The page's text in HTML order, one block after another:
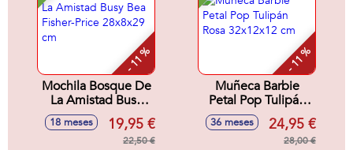
- 11 %
Mochila Bosque De
La Amistad Busy
Bea Fisher-Price
28x8x29 cm
18 meses 19,95 €
22,50 €
- 11 %
Muñeca Barbie
Petal Pop Tulipán
Rosa 32x12x12 cm
36 meses 24,95 €
28,00 €